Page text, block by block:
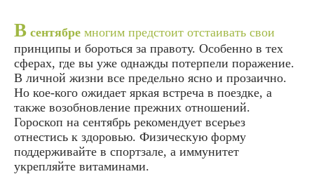
В сентябре многим предстоит отстаивать свои
принципы и бороться за правоту. Особенно в тех
сферах, где вы уже однажды потерпели поражение.
В личной жизни все предельно ясно и прозаично.
Но кое-кого ожидает яркая встреча в поездке, а
также возобновление прежних отношений.
Гороскоп на сентябрь рекомендует всерьез
отнестись к здоровью. Физическую форму
поддерживайте в спортзале, а иммунитет
укрепляйте витаминами.